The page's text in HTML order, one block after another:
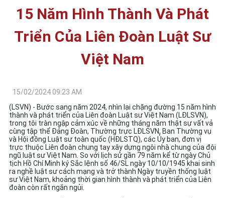
15 Năm Hình Thành Và Phát
Triển Của Liên Đoàn Luật Sư
Việt Nam
15/02/2024 09:23 AM
(LSVN) - Bước sang năm 2024, nhìn lại chặng đường 15 năm hình
thành và phát triển của Liên đoàn Luật sư Việt Nam (LĐLSVN),
trong tôi tràn ngập cảm xúc về những tháng năm thật sự vất vả
cùng tập thể Đảng Đoàn, Thường trực LĐLSVN, Ban Thường vụ
và Hội đồng Luật sư toàn quốc (HĐLSTQ), các Ủy ban, đơn vị
trực thuộc Liên đoàn chung tay xây dựng ngôi nhà chung của đội
ngũ luật sư Việt Nam. So với lịch sử gần 79 năm kể từ ngày Chủ
tịch Hồ Chí Minh ký Sắc lệnh số 46/SL ngày 10/10/1945 khai sinh
ra nghề luật sư cách mạng và trở thành Ngày truyền thống luật
sư Việt Nam, khoảng thời gian hình thành và phát triển của Liên
đoàn còn rất ngắn ngủi.